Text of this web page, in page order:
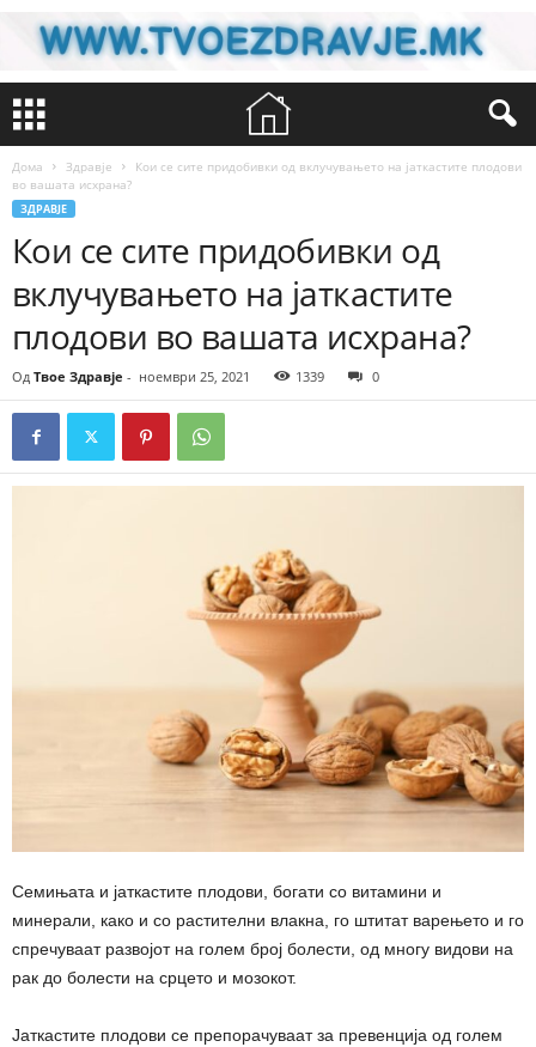
Дома Здравје
Кои се сите придобивки од вклучувањето на јаткастите плодови
во вашата исхрана?
ЗДРАВЈЕ
Кои се сите придобивки од
вклучувањето на јаткастите
плодови во вашата исхрана?
Од Твое Здравје - ноември 25, 2021 1339 0
Семињата и јаткастите плодови, богати со витамини и
минерали, како и со растителни влакна, го штитат варењето и го
спречуваат развојот на голем број болести, од многу видови на
рак до болести на срцето и мозокот.
Јаткастите плодови се препорачуваат за превенција од голем